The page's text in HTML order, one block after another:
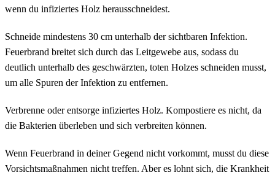
wenn du infiziertes Holz herausschneidest.
Schneide mindestens 30 cm unterhalb der sichtbaren Infektion.
Feuerbrand breitet sich durch das Leitgewebe aus, sodass du
deutlich unterhalb des geschwärzten, toten Holzes schneiden musst,
um alle Spuren der Infektion zu entfernen.
Verbrenne oder entsorge infiziertes Holz. Kompostiere es nicht, da
die Bakterien überleben und sich verbreiten können.
Wenn Feuerbrand in deiner Gegend nicht vorkommt, musst du diese
Vorsichtsmaßnahmen nicht treffen. Aber es lohnt sich, die Krankheit